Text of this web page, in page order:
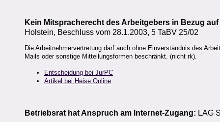
Kein Mitspracherecht des Arbeitgebers in Bezug
Holstein, Beschluss vom 28.1.2003, 5 TaBV 25/02
Die Arbeitnehmervertretung darf auch ohne Einverständnis des
Mails oder sonstige Mitteilungsformen beschränkt. (nicht rk).
Entscheidung bei JurPC
Artikel bei Heise Online
Betriebsrat hat Anspruch am Internet-Zugang: LAG